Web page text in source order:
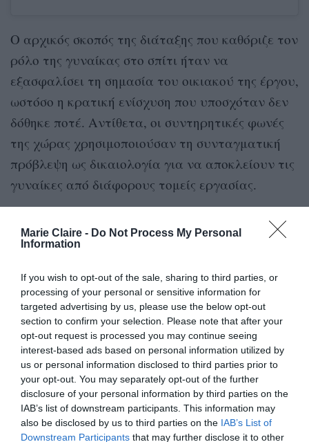
Marie Claire - Do Not Process My Personal
Information
If you wish to opt-out of the sale, sharing to third parties, or
processing of your personal or sensitive information for
targeted advertising by us, please use the below opt-out
section to confirm your selection. Please note that after your
opt-out request is processed you may continue seeing
interest-based ads based on personal information utilized by
us or personal information disclosed to third parties prior to
your opt-out. You may separately opt-out of the further
disclosure of your personal information by third parties on the
IAB’s list of downstream participants. This information may
also be disclosed by us to third parties on the IAB’s List of
Downstream Participants that may further disclose it to other
Ο αρχικός σκοπός της διάταξης που καθόριζε τον
ρόλο της γυναίκας στο σπίτι ήταν να
εξασφαλίσει τη σημασία του οικιακού της έργου,
ωστόσο η κρατική ενίσχυση που υποσχόταν δεν
δόθηκε ποτέ. Αντίθετα, οι συντηρητικές φωνές
της χώρας χρησιμοποιούσαν τη συνταγματική
πρόβλεψη ως δικαιολογία για να αποκλείουν τις
γυναίκες από διάφορους τομείς εργασίας.
Στο διπλό δημοψήφισμα που θα γίνει στη χώρα,
οι πολίτες θα αποφασίσουν επίσης ποια είναι η
που συνεπιφέρει αυτού του είδους η ένωση
ανθρώπων μπορεί να ισχύουν και σε περιπτώσεις
που δεν έχει τηρηθεί η εν λόγω διαδικασία.
Οποιοσδήποτε δηλαδή παρέχει φροντίδα σε
άλλο άτομο στο πλαίσιο ενός νοικοκυριού θα
μπορεί να θεωρείται μέλος της οικογένειάς του,
ανεξάρτητα από το φύλο του ή την ύπαρξη
γάμου.